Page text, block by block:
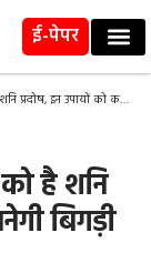
ई-पेपर
को करते ही बनेगी बिगड़ी बात
है शनि
बिगड़ी